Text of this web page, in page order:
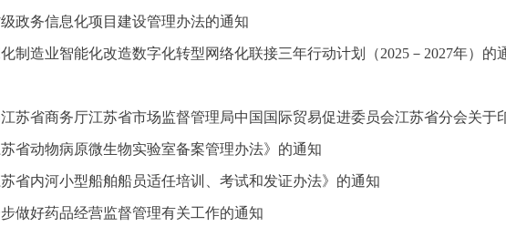
政务信息化项目建设管理办法的通知
制造业智能化改造数字化转型网络化联接三年行动计划（2025－2027年）的
苏省商务厅江苏省市场监督管理局中国国际贸易促进委员会江苏省分会关
省动物病原微生物实验室备案管理办法》的通知
省内河小型船舶船员适任培训、考试和发证办法》的通知
做好药品经营监督管理有关工作的通知